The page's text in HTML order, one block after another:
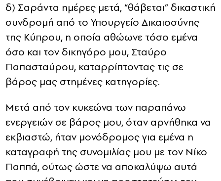
δ) Σαράντα ημέρες μετά, “θάβεται” δικαστική
συνδρομή από το Υπουργείο Δικαιοσύνης
της Κύπρου, η οποία αθώωνε τόσο εμένα
όσο και τον δικηγόρο μου, Σταύρο
Παπασταύρου, καταρρίπτοντας τις σε
βάρος μας στημένες κατηγορίες.
Μετά από τον κυκεώνα των παραπάνω
ενεργειών σε βάρος μου, όταν αρνήθηκα να
εκβιαστώ, ήταν μονόδρομος για εμένα η
καταγραφή της συνομιλίας μου με τον Νίκο
Παππά, ούτως ώστε να αποκαλύψω αυτά